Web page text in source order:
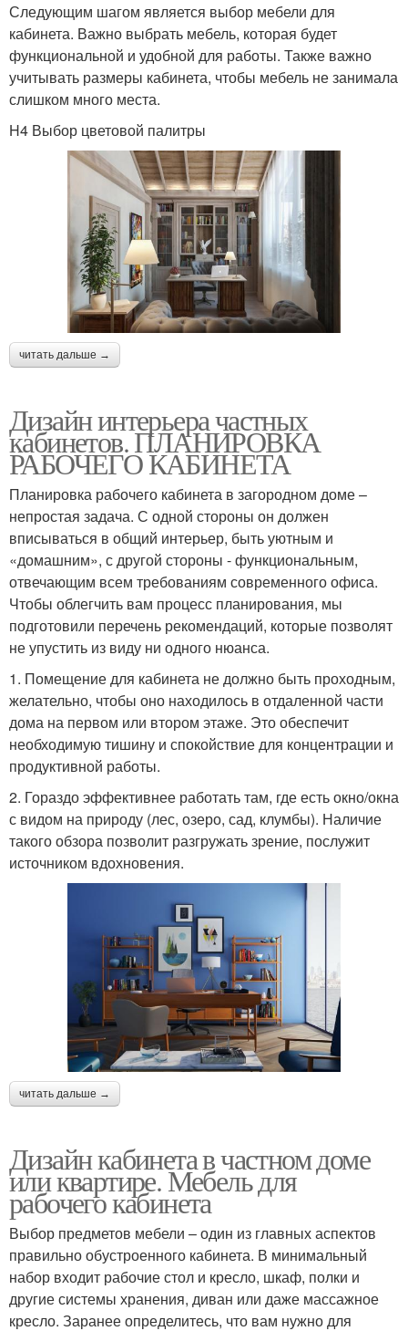
Следующим шагом является выбор мебели для
кабинета. Важно выбрать мебель, которая будет
функциональной и удобной для работы. Также важно
учитывать размеры кабинета, чтобы мебель не занимала
слишком много места.
H4 Выбор цветовой палитры
читать дальше →
Дизайн интерьера частных
кабинетов. ПЛАНИРОВКА
РАБОЧЕГО КАБИНЕТА
Планировка рабочего кабинета в загородном доме –
непростая задача. С одной стороны он должен
вписываться в общий интерьер, быть уютным и
«домашним», с другой стороны - функциональным,
отвечающим всем требованиям современного офиса.
Чтобы облегчить вам процесс планирования, мы
подготовили перечень рекомендаций, которые позволят
не упустить из виду ни одного нюанса.
1. Помещение для кабинета не должно быть проходным,
желательно, чтобы оно находилось в отдаленной части
дома на первом или втором этаже. Это обеспечит
необходимую тишину и спокойствие для концентрации и
продуктивной работы.
2. Гораздо эффективнее работать там, где есть окно/окна
с видом на природу (лес, озеро, сад, клумбы). Наличие
такого обзора позволит разгружать зрение, послужит
источником вдохновения.
читать дальше →
Дизайн кабинета в частном доме
или квартире. Мебель для
рабочего кабинета
Выбор предметов мебели – один из главных аспектов
правильно обустроенного кабинета. В минимальный
набор входит рабочие стол и кресло, шкаф, полки и
другие системы хранения, диван или даже массажное
кресло. Заранее определитесь, что вам нужно для